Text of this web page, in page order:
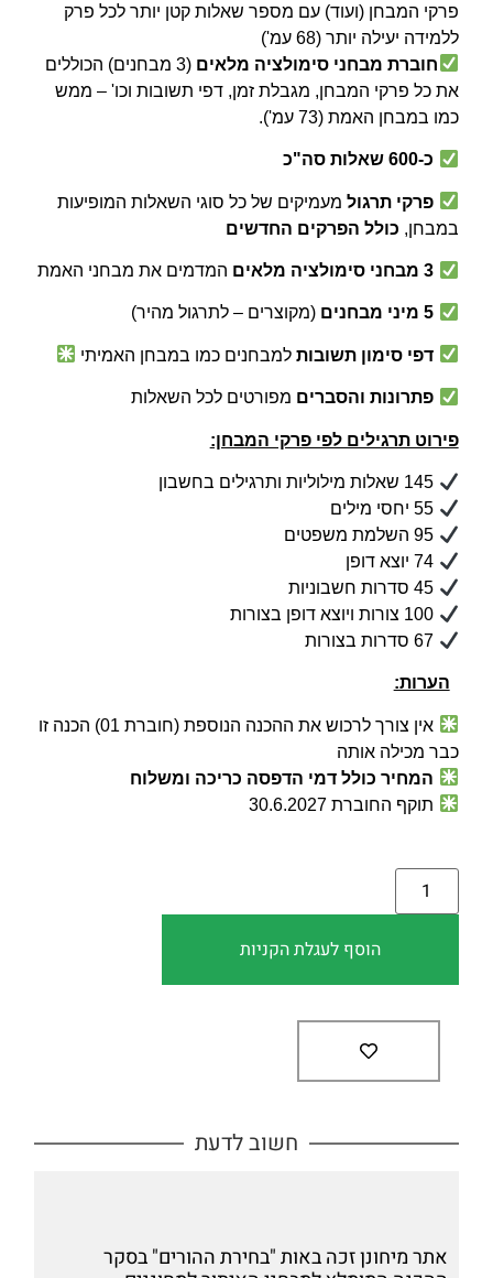
פרקי המבחן (ועוד) עם מספר שאלות קטן יותר לכל פרק
ללמידה יעילה יותר (68 עמ')
חוברת מבחני סימולציה מלאים(3 מבחנים)
הכוללים
את כל פרקי המבחן, מגבלת זמן, דפי תשובות וכו' – ממש
כמו במבחן האמת (73 עמ').
כ-600 שאלות סה"כ
פרקי תרגולמעמיקים של כל סוגי השאלות המופיעות
במבחן, כולל הפרקים החדשים
מבחני סימולציה מלאיםהמדמים את מבחני האמת
5מיני מבחנים(מקוצרים – לתרגול מהיר)
דפי סימון תשובותלמבחנים כמו במבחן האמיתי
פתרונות והסבריםמפורטים לכל השאלות
פירוט תרגילים לפי פרקי המבחן:
145 שאלות מילוליות ותרגילים בחשבון
55 יחסי מילים
95 השלמת משפטים
74 יוצא דופן
45 סדרות חשבוניות
100 צורות ויוצא דופן בצורות
67 סדרות בצורות
הערות:
אין צורך לרכוש את ההכנה הנוספת (חוברת 01) הכנה זו
כבר מכילה אותה
המחיר כולל דמי הדפסה כריכה ומשלוח
תוקף החוברת 30.6.2027
הוסף לעגלת הקניות
חשוב לדעת
אתר מיחונן זכה באות "בחירת ההורים" בסקר